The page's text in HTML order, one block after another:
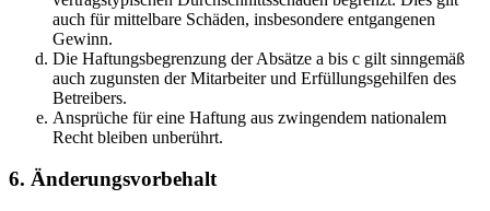
auch für mittelbare Schäden, insbesondere entgangenen
Gewinn.
Die Haftungsbegrenzung der Absätze a bis c gilt sinngemäß
auch zugunsten der Mitarbeiter und Erfüllungsgehilfen des
Betreibers.
Ansprüche für eine Haftung aus zwingendem nationalem
Recht bleiben unberührt.
6. Änderungsvorbehalt